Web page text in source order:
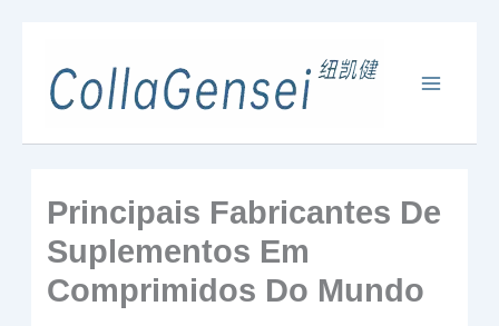
Principais Fabricantes De
Suplementos Em
Comprimidos Do Mundo